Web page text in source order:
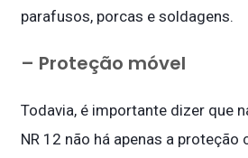
parafusos, porcas e soldagens.
– Proteção móvel
Todavia, é importante dizer que
NR 12 não há apenas a proteção